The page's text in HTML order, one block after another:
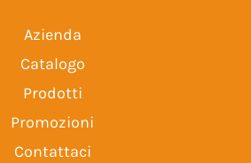
Azienda
Catalogo
Prodotti
Promozioni
Contattaci